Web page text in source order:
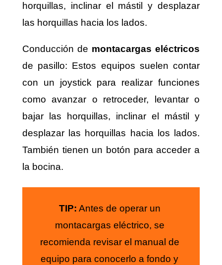
horquillas, inclinar el mástil y desplazar
las horquillas hacia los lados.
Conducción de montacargas eléctricos
de pasillo: Estos equipos suelen contar
con un joystick para realizar funciones
como avanzar o retroceder, levantar o
bajar las horquillas, inclinar el mástil y
desplazar las horquillas hacia los lados.
También tienen un botón para acceder a
la bocina.
TIP: Antes de operar un
montacargas eléctrico, se
recomienda revisar el manual de
equipo para conocerlo a fondo y